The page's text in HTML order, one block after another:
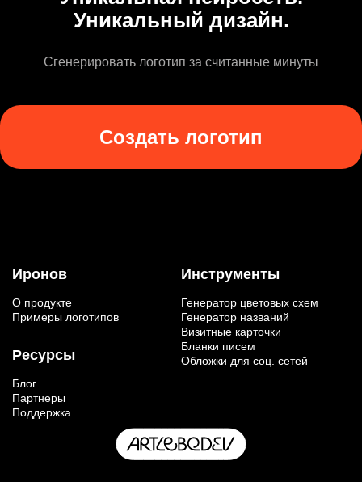
Уникальный дизайн.
Сгенерировать логотип за считанные минуты
Создать логотип
Иронов
О продукте
Примеры логотипов
Ресурсы
Блог
Партнеры
Поддержка
Инструменты
Генератор цветовых схем
Генератор названий
Визитные карточки
Бланки писем
Обложки для соц. сетей